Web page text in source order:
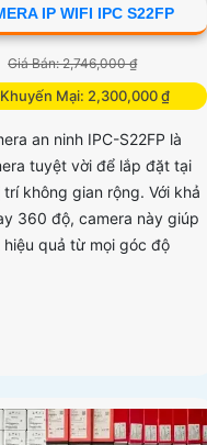
IP WIFI IPC S22FP
Giá Bán: 2,746,000 ₫
Mại: 2,300,000 ₫
an ninh IPC-S22FP là
tuyệt vời để lắp đặt tại
không gian rộng. Với khả
360 độ, camera này giúp
hiệu quả từ mọi góc độ